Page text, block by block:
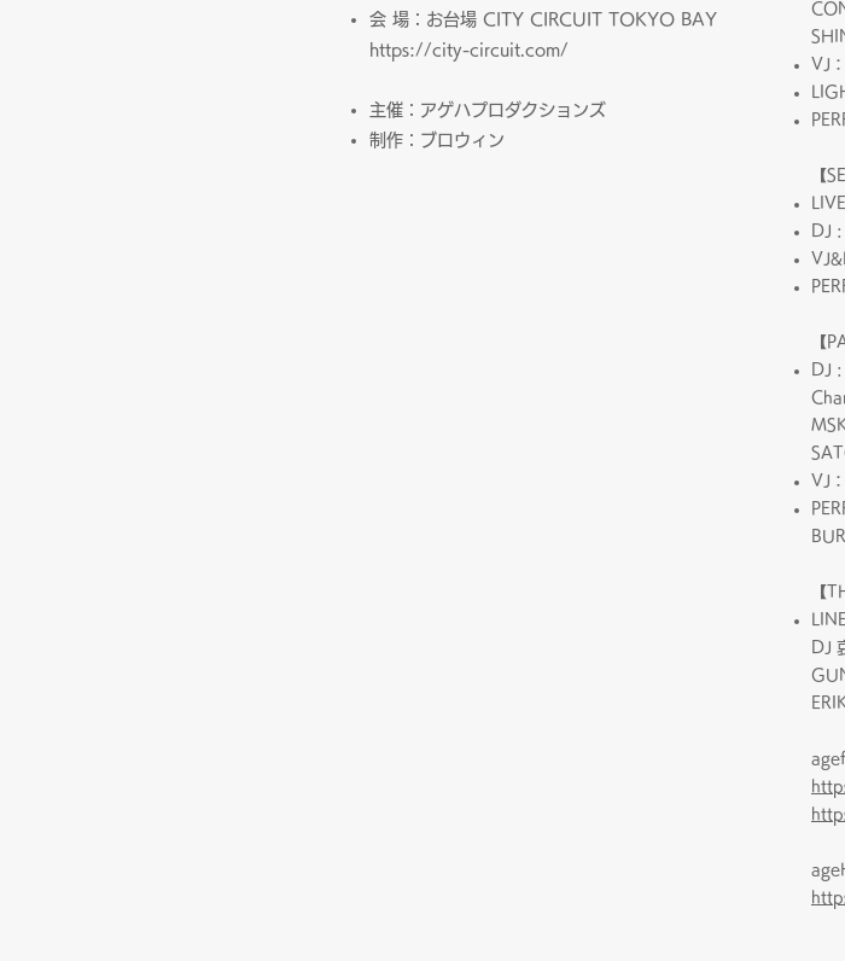
会 場：お台場 CITY CIRCUIT TOKYO BAY
https://city-circuit.com/
主催：アゲハプロダクションズ
制作：ブロウィン
VJ
【
DJ
【
DJ :
VJ
【
DJ